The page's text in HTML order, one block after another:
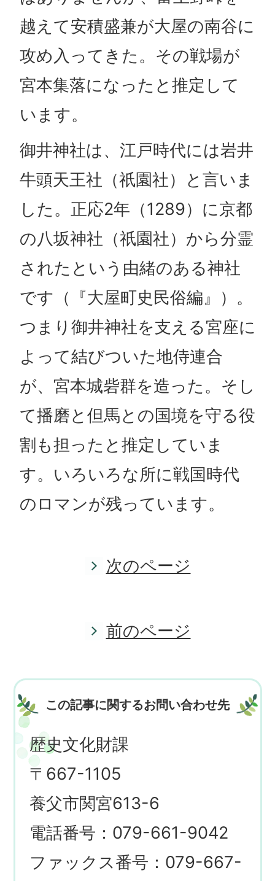
越えて安積盛兼が大屋の南谷に
攻め入ってきた。その戦場が
宮本集落になったと推定して
います。
御井神社は、江戸時代には岩井
牛頭天王社（祇園社）と言いま
した。正応2年（1289）に京都
の八坂神社（祇園社）から分霊
されたという由緒のある神社
です（『大屋町史民俗編』）。
つまり御井神社を支える宮座に
よって結びついた地侍連合
が、宮本城砦群を造った。そし
て播磨と但馬との国境を守る役
割も担ったと推定していま
す。いろいろな所に戦国時代
のロマンが残っています。
次のページ
前のページ
この記事に関するお問い合わせ先
歴史文化財課
〒667-1105
養父市関宮613-6
電話番号：079-661-9042
ファックス番号：079-667-